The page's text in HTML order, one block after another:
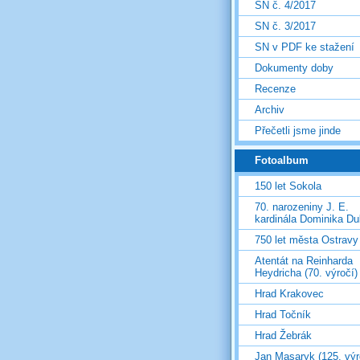
SN č. 4/2017
SN č. 3/2017
SN v PDF ke stažení
Dokumenty doby
Recenze
Archiv
Přečetli jsme jinde
Fotoalbum
150 let Sokola
70. narozeniny J. E.
kardinála Dominika
750 let města Ostravy
Atentát na Reinharda
Heydricha (70. výročí)
Hrad Krakovec
Hrad Točník
Hrad Žebrák
Jan Masaryk (125.